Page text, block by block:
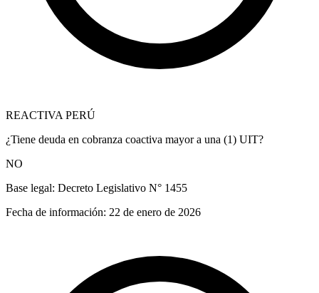
REACTIVA PERÚ
¿Tiene deuda en cobranza coactiva mayor a una (1) UIT?
NO
Base legal: Decreto Legislativo N° 1455
Fecha de información: 22 de enero de 2026